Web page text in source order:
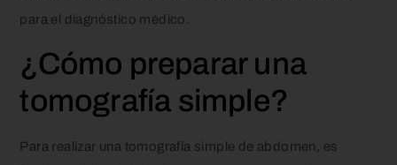
para el diagnóstico médico.
¿Cómo preparar una
tomografía simple?
Para realizar una tomografía simple de abdomen, es